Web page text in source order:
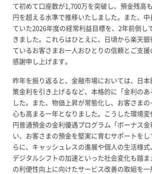
て初めて口座数が1,700万を突破し、預金残高
円を超える水準で推移いたしました。また、
ていた2026年度の経常利益目標を、2年前倒し
きました。これらはひとえに、日頃から楽天
ているお客さまお一人おひとりの信頼とご支援
感謝申し上げます。
昨年を振り返ると、金融市場においては、日
策金利を引き上げるなど、本格的に「金利の
した。また、物価上昇が常態化し、お客さま
心も高まる一年となりました。こうした環境
円普通預金の金利優遇プログラム「ボーナス
い、お客さまの預金を堅実に育むサポートを
らに、キャッシュレスの進展や個人の生活様
デジタルシフトの加速といった社会変化も踏
の利便性向上に向けたサービス改善の取組を